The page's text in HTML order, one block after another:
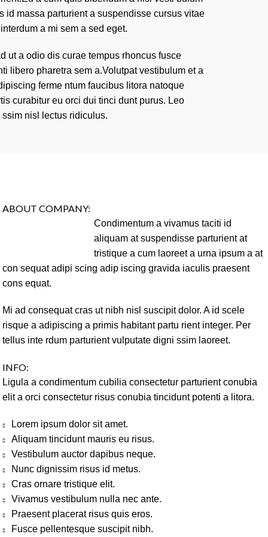
id massa parturient a suspendisse cursus vitae
a mi sem a sed eget.
ut a odio dis curae tempus rhoncus fusce
libero pharetra sem a.Volutpat vestibulum et a
ferme ntum faucibus litora natoque
curabitur eu orci dui tinci dunt purus. Leo
ssim nisl lectus ridiculus.
ABOUT COMPANY:
Condimentum a vivamus taciti id
aliquam at suspendisse parturient at
tristique a cum laoreet a urna ipsum a at
con sequat adipi scing adip iscing gravida iaculis praesent
cons equat.
Mi ad consequat cras ut nibh nisl suscipit dolor. A id scele
risque a adipiscing a primis habitant partu rient integer. Per
tellus inte rdum parturient vulputate digni ssim laoreet.
INFO:
Ligula a condimentum cubilia consectetur parturient conubia
elit a orci consectetur risus conubia tincidunt potenti a litora.
Lorem ipsum dolor sit amet.
Aliquam tincidunt mauris eu risus.
Vestibulum auctor dapibus neque.
Nunc dignissim risus id metus.
Cras ornare tristique elit.
Vivamus vestibulum nulla nec ante.
Praesent placerat risus quis eros.
Fusce pellentesque suscipit nibh.